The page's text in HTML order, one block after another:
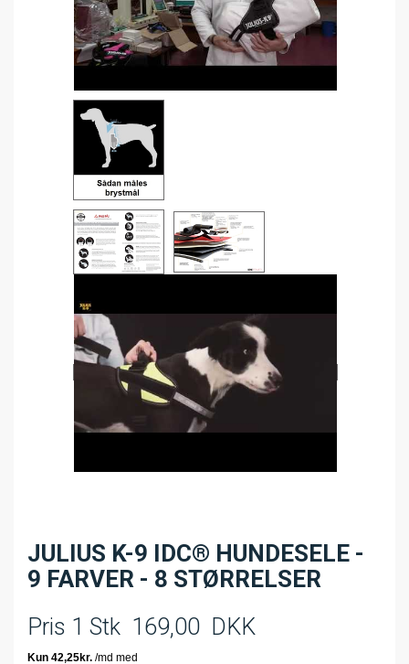
JULIUS K-9 IDC® HUNDESELE -
9 FARVER - 8 STØRRELSER
Pris 1 Stk 169,00 DKK